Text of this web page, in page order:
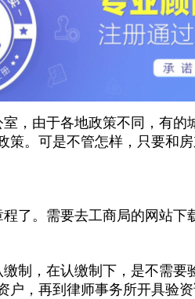
，由于各地政策不同，有的
策。可是不管怎样，只要和
了。需要去工商局的网站下
制，在认缴制下，是不需
，再到律师事务所开具验资